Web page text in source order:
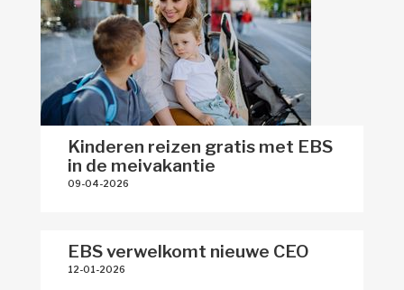
Kinderen reizen gratis met EBS
in de meivakantie
09-04-2026
EBS verwelkomt nieuwe CEO
12-01-2026